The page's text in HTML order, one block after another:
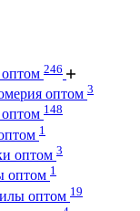
246
оптом 3
148
1
оптом 3
оптом 1
оптом 19